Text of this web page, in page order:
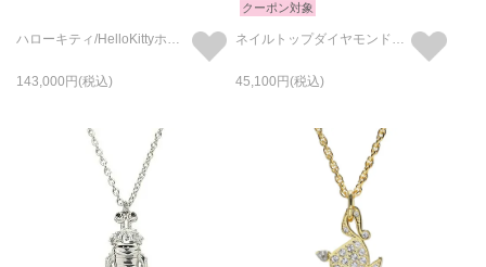
143,000
クーポン対象
45,100